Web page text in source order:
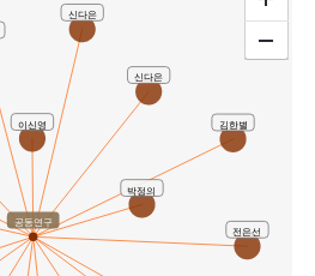
박정의
전은선
신다은
김한별
이신영
신다은
공동연구